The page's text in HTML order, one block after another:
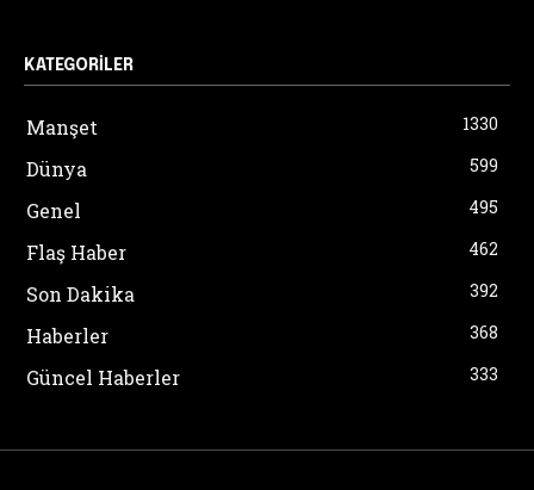
KATEGORILER
Manşet 1330
Dünya 599
Genel 495
Flaş Haber 462
Son Dakika 392
Haberler 368
Güncel Haberler 333